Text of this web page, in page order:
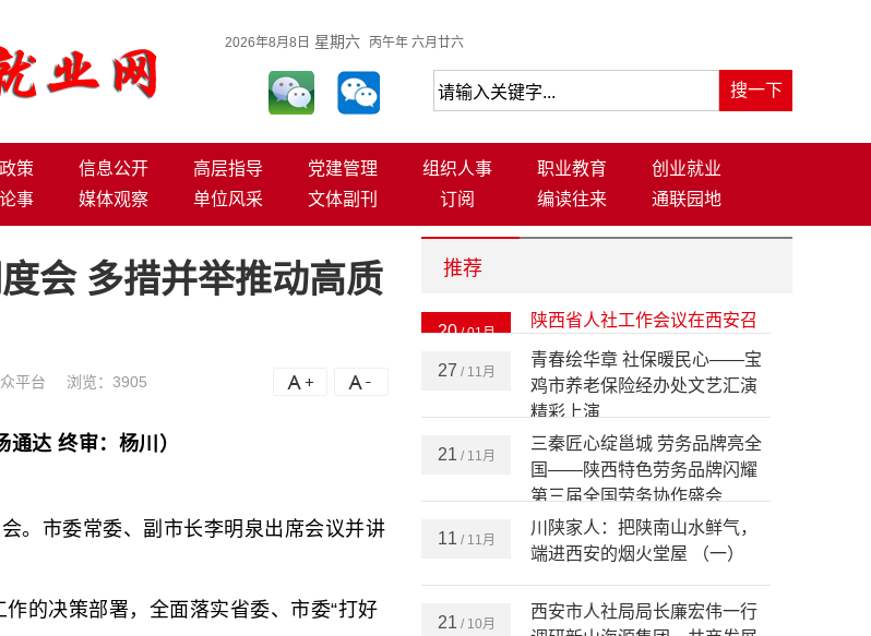
2026年8月8日 星期六 丙午年 六月廿六
策 信息公开 高层指导 党建管理 组织人事 职业教育
创业就业
事 媒体观察 单位风采 文体副刊 订阅 编读往来 通联园地
会 多措并举推动高质
平台 浏览： 3905
达 终审：杨川）
市委常委、副市长李明泉出席会议并讲
的决策部署，全面落实省委、市委“打好
推荐
20/ 01月
陕西省人社工作会议在西安召
开 部署2026年八大重点任务
27/ 11月
青春绘华章 社保暖民心——宝
鸡市养老保险经办处文艺汇演
精彩上演
21/ 11月
三秦匠心绽邕城 劳务品牌亮全
国——陕西特色劳务品牌闪耀
第三届全国劳务协作盛会
11/ 11月
端进西安的烟火堂屋 （一）